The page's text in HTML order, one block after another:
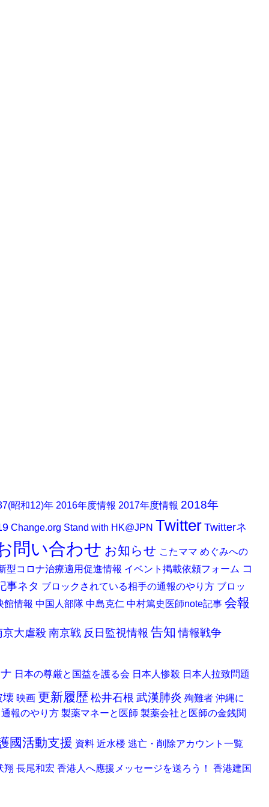
昭和12)年 2016年度情報 2017年度情報 2018年
Change.org Stand with HK@JPN Twitter Twitterネ
問い合わせ お知らせ こたママ めぐみへの
型コロナ治療適用促進情報 イベント掲載依頼フォーム コ
事ネタ ブロックされている相手の通報のやり方 ブロッ
館情報 中国人部隊 中島克仁 中村篤史医師note記事 会報
京大虐殺 南京戦 反日監視情報 告知 情報戦争
日本の尊厳と国益を護る会 日本人惨殺 日本人拉致問題
壊 映画 更新履歴 松井石根 武漢肺炎 殉難者 沖縄に
報のやり方 製薬マネーと医師 製薬会社と医師の金銭関
國活動支援 資料 近水楼 逃亡・削除アカウント一覧
翔 長尾和宏 香港人へ應援メッセージを送ろう！ 香港建国